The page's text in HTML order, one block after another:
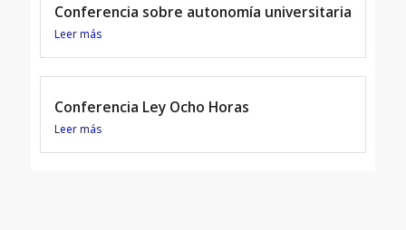
Conferencia sobre autonomía universitaria
Leer más
Conferencia Ley Ocho Horas
Leer más